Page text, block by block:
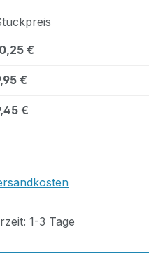
€
€
€
1-3 Tage